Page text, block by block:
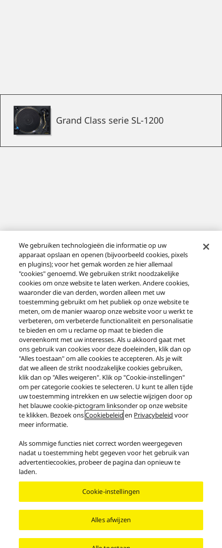
Grand Class serie SL-1200
Direct aangedreven
draaitafelsysteem SL-1200GR
DE SUPPORTPAGINA VOOR DIT PRODUCT
BEZOEKEN
Producten Grand Class
Grand Class serie SL-1200
SL-1200GR
Facebook
Mededeling bescherming persoonsgegevens
Wettelijke Garantie
Area/Country
Copyright © 2026 Panasonic Netherlands Branch Of Panasonic Marketing
We gebruiken technologieën die informatie op uw
apparaat opslaan en openen (bijvoorbeeld cookies, pixels
en plugins); voor het gemak worden ze hier allemaal
"cookies" genoemd. We gebruiken strikt noodzakelijke
cookies om onze website te laten werken. Andere cookies,
waaronder die van derden, worden alleen met uw
toestemming gebruikt om het publiek op onze website te
meten, om de manier waarop onze website voor u werkt te
verbeteren, om verbeterde functionaliteit en personalisatie
te bieden en om u reclame op maat te bieden die
overeenkomt met uw interesses. Als u akkoord gaat met
ons gebruik van cookies voor deze doeleinden, klik dan op
"Alles toestaan" om alle cookies te accepteren. Als je wilt
dat we alleen de strikt noodzakelijke cookies gebruiken,
klik dan op "Alles weigeren". Klik op "Cookie-instellingen"
om per categorie cookies te selecteren. U kunt te allen tijde
uw toestemming intrekken en uw selectie wijzigen door op
het blauwe cookie-pictogram linksonder op onze website
te klikken. Bezoek onsCookiebeleid en Privacybeleid voor
meer informatie.
Als sommige functies niet correct worden weergegeven
nadat u toestemming hebt gegeven voor het gebruik van
advertentiecookies, probeer de pagina dan opnieuw te
laden.
Cookie-instellingen
Alles afwijzen